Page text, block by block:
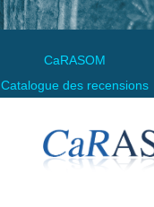
CaRASOM
Catalogue des recensions